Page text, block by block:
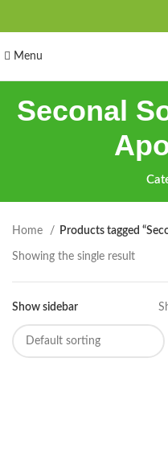
Menu
Seconal
Home Products tagged
Showing the single result
Show sidebar